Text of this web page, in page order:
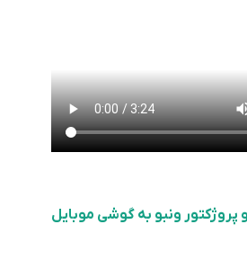
پروژکتور ونبو به گوشی موبایل